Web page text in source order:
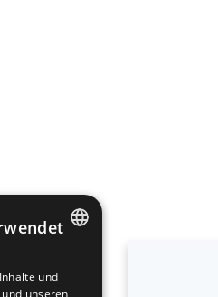
Updates.
und
unseren